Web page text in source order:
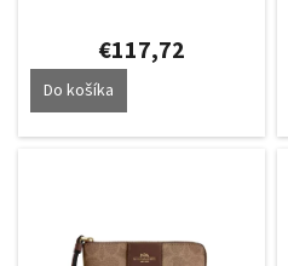
€117,72
Do košíka